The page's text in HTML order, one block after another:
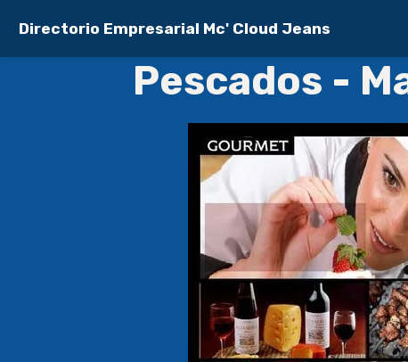
Directorio Empresarial Mc' Cloud Jeans
Pescados -